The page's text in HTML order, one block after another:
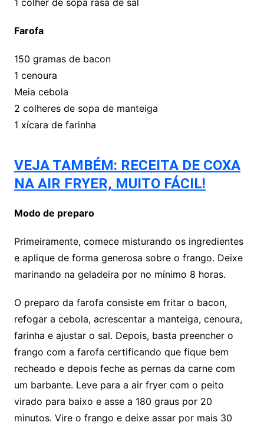
1 colher de sopa rasa de sal
Farofa
150 gramas de bacon
1 cenoura
Meia cebola
2 colheres de sopa de manteiga
1 xícara de farinha
VEJA TAMBÉM: RECEITA DE COXA
NA AIR FRYER, MUITO FÁCIL!
Modo de preparo
Primeiramente, comece misturando os ingredientes
e aplique de forma generosa sobre o frango. Deixe
marinando na geladeira por no mínimo 8 horas.
O preparo da farofa consiste em fritar o bacon,
refogar a cebola, acrescentar a manteiga, cenoura,
farinha e ajustar o sal. Depois, basta preencher o
frango com a farofa certificando que fique bem
recheado e depois feche as pernas da carne com
um barbante. Leve para a air fryer com o peito
virado para baixo e asse a 180 graus por 20
minutos. Vire o frango e deixe assar por mais 30